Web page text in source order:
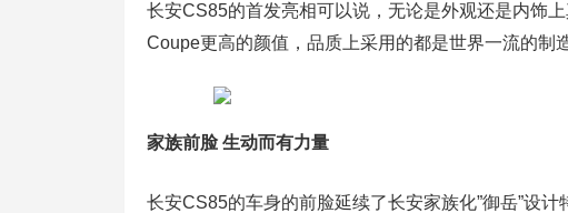
长安CS85的首发亮相可以说，无论是外观还是内饰
Coupe更高的颜值，品质上采用的都是世界一流的制
家族前脸 生动而有力量
长安CS85的车身的前脸延续了长安家族化”御岳”设